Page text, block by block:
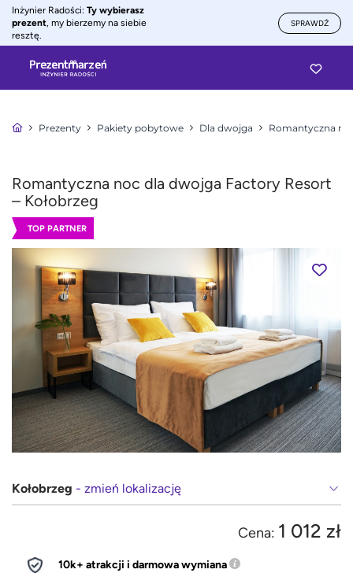
Inżynier Radości: Ty wybierasz
prezent, my bierzemy na siebie
resztę.
SPRAWDŹ
Prezenty Pakiety pobytowe Dla dwojga Romantyczna
Romantyczna noc dla dwojga Factory Resort
– Kołobrzeg
TOP PARTNER
Kołobrzeg - zmień lokalizację
Cena: 1 012 zł
10k+ atrakcji i darmowa wymiana